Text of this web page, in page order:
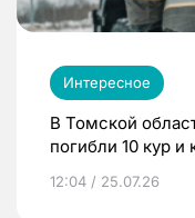
Интересное
В Томской
погибли 10 кур и
12:04 / 25.07.26